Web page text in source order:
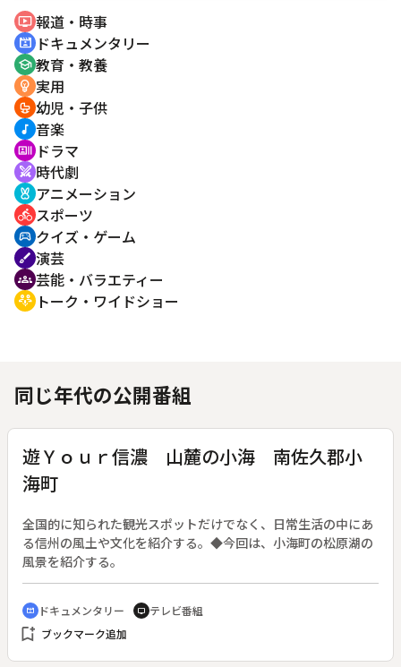
ondemand_video 報道・時事
cinematic_blur ドキュメンタリー
school 教育・教養
emoji_objects 実用
crib 幼児・子供
music_note 音楽
recent_actors ドラマ
swords 時代劇
cruelty_free アニメーション
directions_bike スポーツ
sports_esports クイズ・ゲーム
brush 演芸
groups 芸能・バラエティー
adaptive_audio_mic トーク・ワイドショー
同じ年代の公開番組
遊Ｙｏｕｒ信濃 山麓の小海 南佐久郡小
海町
全国的に知られた観光スポットだけでなく、日常生活の中にあ
る信州の風土や文化を紹介する。◆今回は、小海町の松原湖の
風景を紹介する。
cinematic_blur ドキュメンタリー tv テレビ番組
bookmark_add ブックマーク追加